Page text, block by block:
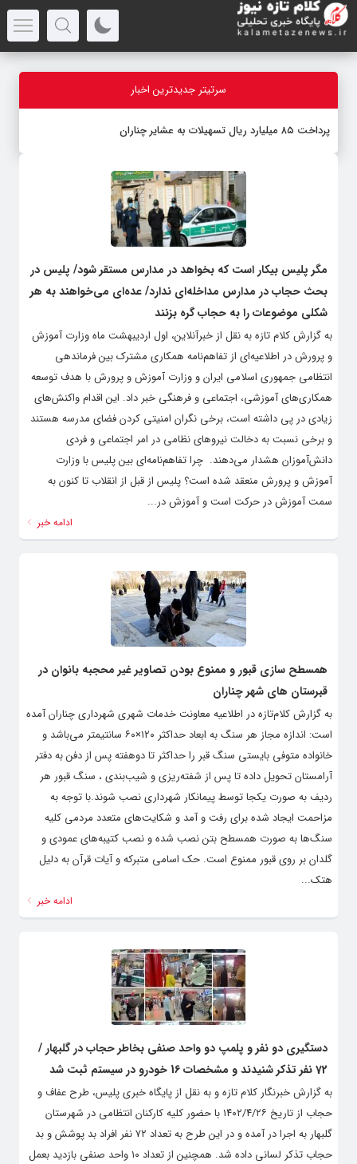
سرتیتر جدیدترین اخبار
پرداخت ۸۵ میلیارد ریال تسهیلات به عشایر چناران
مگر پلیس بیکار است که بخواهد در مدارس مستقر شود/ پلیس در
بحث حجاب در مدارس مداخله‌ای ندارد/ عده‌ای می‌خواهند به هر
شکلی موضوعات را به حجاب گره بزنند
به گزارش کلام تازه به نقل از خبرآنلاین، اول اردیبهشت ماه وزارت آموزش
و پرورش در اطلاعیه‌ای از تفاهم‌نامه همکاری مشترک بین فرماندهی
انتظامی جمهوری اسلامی ایران و وزارت آموزش و پرورش با هدف توسعه
همکاری‌های آموزشی، اجتماعی و فرهنگی خبر داد. این اقدام واکنش‌های
زیادی در پی داشته است، برخی نگران امنیتی کردن فضای مدرسه هستند
و برخی نسبت به دخالت نیروهای نظامی در امر اجتماعی و فردی
دانش‌آموزان هشدار می‌دهند. ‌ چرا تفاهم‌نامه‌ای بین پلیس با وزارت
آموزش و پرورش منعقد شده است؟ پلیس از قبل از انقلاب تا کنون به
سمت آموزش در حرکت است و آموزش در...
ادامه خبر
همسطح سازی قبور و ممنوع بودن تصاویر غیر محجبه بانوان در
قبرستان های شهر چناران
به گزارش کلام‌تازه در اطلاعیه معاونت خدمات شهری شهرداری چناران آمده
است: اندازه مجاز هر سنگ به ابعاد حداکثر ۱۲۰×۶۰ سانتیمتر می‌باشد و
خانواده متوفی بایستی سنگ قبر را حداکثر تا دو‌هفته پس از دفن به دفتر
آرامستان تحویل داده تا پس از شفته‌ریزی و شیب‌بندی ، سنگ قبور هر
ردیف به صورت یکجا توسط پیمانکار شهرداری نصب شوند.با توجه به
مزاحمت ایجاد شده برای رفت و آمد و شکایت‌های متعدد مردمی کلیه
سنگ‌ها به صورت همسطح بتن نصب شده و نصب کتیبه‌‌های عمودی و
گلدان بر روی قبور ممنوع است. حک اسامی متبرکه و آیات قرآن به دلیل
هتک...
ادامه خبر
دستگیری دو نفر و پلمپ دو واحد صنفی بخاطر حجاب در گلبهار /
72 نفر تذکر شنیدند و مشخصات 16 خودرو در سیستم ثبت شد
به گزارش خبرنگار کلام تازه و به نقل از پایگاه خبری پلیس، طرح عفاف و
حجاب از تاریخ ۱۴۰۲/۴/۲۶ با حضور کلیه کارکنان انتظامی در شهرستان
گلبهار به اجرا در آمده و در این طرح به تعداد ۷۲ نفر افراد بد پوشش و بد
حجاب تذکر لسانی داده شد. همچنین از تعداد ۱۰ واحد صنفی بازدید بعمل